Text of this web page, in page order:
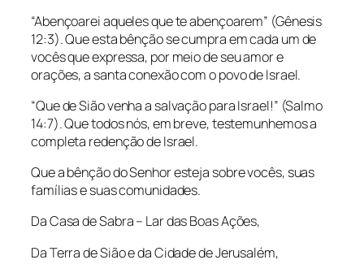
“Abençoarei aqueles que te abençoarem” (Gênesis
12:3). Que esta bênção se cumpra em cada um de
vocês que expressa, por meio de seu amor e
orações, a santa conexão com o povo de Israel.
“Que de Sião venha a salvação para Israel!” (Salmo
14:7). Que todos nós, em breve, testemunhemos a
completa redenção de Israel.
Que a bênção do Senhor esteja sobre vocês, suas
famílias e suas comunidades.
Da Casa de Sabra – Lar das Boas Ações,
Da Terra de Sião e da Cidade de Jerusalém,